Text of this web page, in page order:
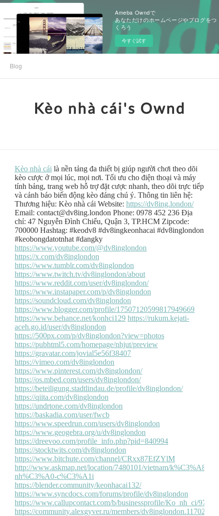
Ameba Owndで
あなただけのホームページやブログをつ
くろう
今すぐ試す
Blog
Kèo nhà cái's Ownd